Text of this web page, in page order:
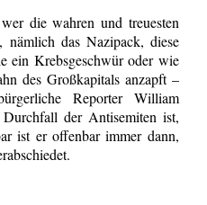
die wahren und treuesten
nämlich das Nazipack, diese
ein Krebsgeschwür oder wie
des Großkapitals anzapft –
Reporter William
der Antisemiten ist,
ist er offenbar immer dann,